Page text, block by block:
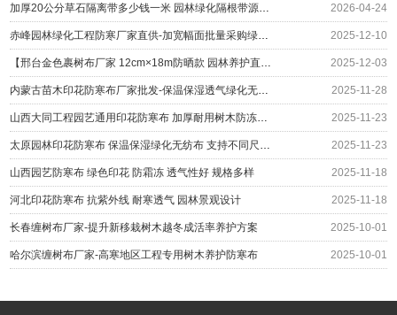
2026-04-24
2025-12-10
2025-12-03
2025-11-28
2025-11-23
2025-11-23
山西园艺防寒布 绿色印花 防霜冻 透气性好 规格多样 2025-11-18
河北印花防寒布 抗紫外线 耐寒透气 园林景观设计 2025-11-18
长春缠树布厂家-提升新移栽树木越冬成活率养护方案 2025-10-01
哈尔滨缠树布厂家-高寒地区工程专用树木养护防寒布 2025-10-01